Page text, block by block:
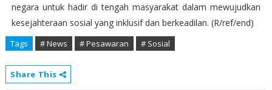
negara untuk hadir di tengah masyarakat dalam mewujudkan
kesejahteraan sosial yang inklusif dan berkeadilan. (R/ref/end)
Tags # News # Pesawaran # Sosial
Share This